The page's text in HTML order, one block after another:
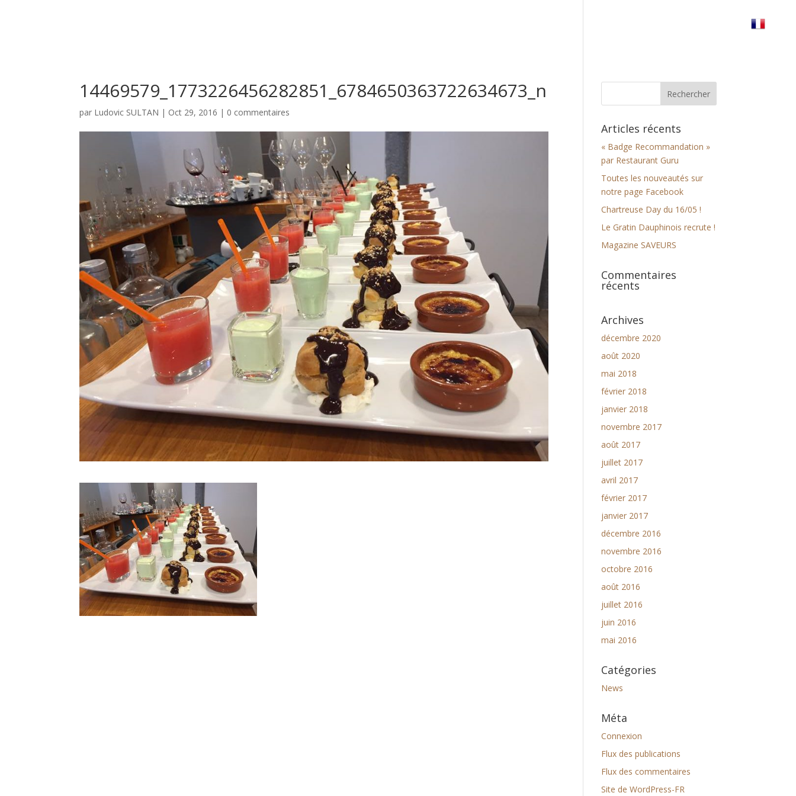
14469579_1773226456282851_6784650363722634673_n
par Ludovic SULTAN | Oct 29, 2016 | 0 commentaires
Articles récents
« Badge Recommandation »
par Restaurant Guru
Toutes les nouveautés sur
notre page Facebook
Chartreuse Day du 16/05 !
Le Gratin Dauphinois recrute !
Magazine SAVEURS
Commentaires
récents
Archives
décembre 2020
août 2020
mai 2018
février 2018
janvier 2018
novembre 2017
août 2017
juillet 2017
avril 2017
février 2017
janvier 2017
décembre 2016
novembre 2016
octobre 2016
août 2016
juillet 2016
juin 2016
mai 2016
Catégories
News
Méta
Connexion
Flux des publications
Flux des commentaires
Site de WordPress-FR